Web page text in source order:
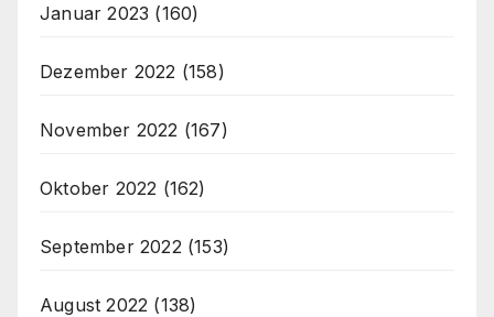
Januar 2023 (160)
Dezember 2022 (158)
November 2022 (167)
Oktober 2022 (162)
September 2022 (153)
August 2022 (138)